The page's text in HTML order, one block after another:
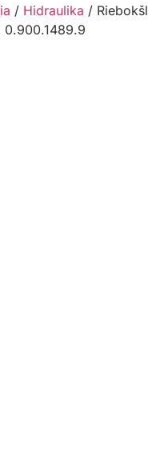
/ Hidraulika /
0.900.1489.9